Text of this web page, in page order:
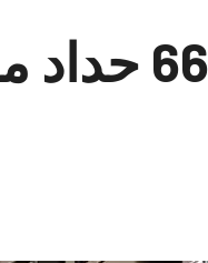
حداد الزور هندي